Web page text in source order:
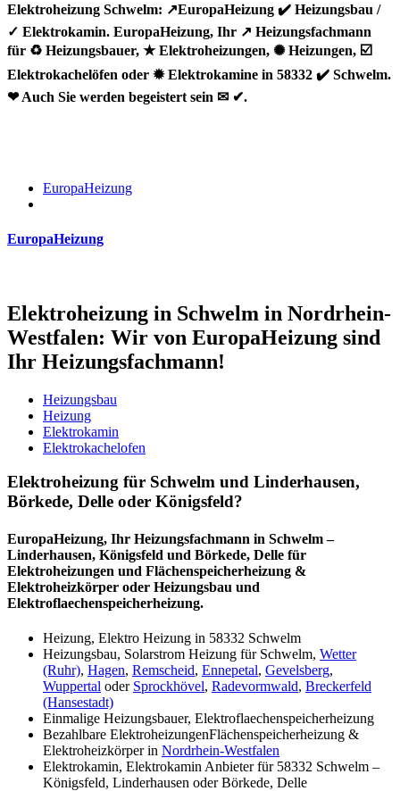
Elektroheizung Schwelm: ↗️EuropaHeizung ✔️ Heizungsbau /
✓ Elektrokamin. EuropaHeizung, Ihr ↗️ Heizungsfachmann
für ♻ Heizungsbauer, ★ Elektroheizungen, ✺ Heizungen, ☑️
Elektrokachelöfen oder ✹ Elektrokamine in 58332 ✔️ Schwelm.
❤ Auch Sie werden begeistert sein ✉ ✔.
EuropaHeizung
EuropaHeizung
Elektroheizung in Schwelm in Nordrhein-
Westfalen: Wir von EuropaHeizung sind
Ihr Heizungsfachmann!
Heizungsbau
Heizung
Elektrokamin
Elektrokachelofen
Elektroheizung für Schwelm und Linderhausen,
Börkede, Delle oder Königsfeld?
EuropaHeizung, Ihr Heizungsfachmann in Schwelm –
Linderhausen, Königsfeld und Börkede, Delle für
Elektroheizungen und Flächenspeicherheizung &
Elektroheizkörper oder Heizungsbau und
Elektroflaechenspeicherheizung.
Heizung, Elektro Heizung in 58332 Schwelm
Heizungsbau, Solarstrom Heizung für Schwelm, Wetter
(Ruhr), Hagen, Remscheid, Ennepetal, Gevelsberg,
Wuppertal oder Sprockhövel, Radevormwald, Breckerfeld
(Hansestadt)
Einmalige Heizungsbauer, Elektroflaechenspeicherheizung
Bezahlbare ElektroheizungenFlächenspeicherheizung &
Elektroheizkörper in Nordrhein-Westfalen
Elektrokamin, Elektrokamin Anbieter für 58332 Schwelm –
Königsfeld, Linderhausen oder Börkede, Delle